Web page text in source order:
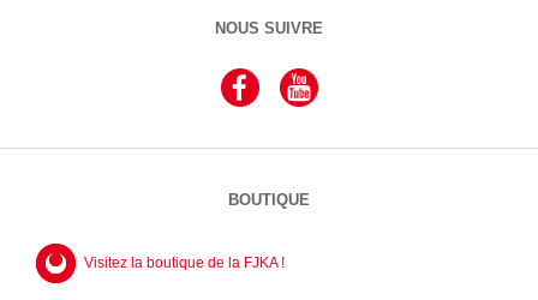
NOUS SUIVRE
BOUTIQUE
Visitez la boutique de la FJKA !